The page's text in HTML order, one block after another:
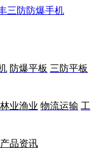
防爆平板 三防平板
林业渔业 物流运输 工
产品资讯